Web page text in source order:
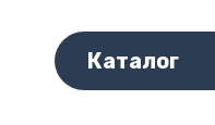
Каталог